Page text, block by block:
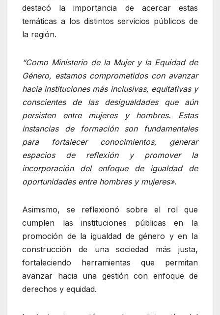
destacó la importancia de acercar estas
temáticas a los distintos servicios públicos de
la región.
“Como Ministerio de la Mujer y la Equidad de
Género, estamos comprometidos con avanzar
hacia instituciones más inclusivas, equitativas y
conscientes de las desigualdades que aún
persisten entre mujeres y hombres. Estas
instancias de formación son fundamentales
para fortalecer conocimientos, generar
espacios de reflexión y promover la
incorporación del enfoque de igualdad de
oportunidades entre hombres y mujeres».
Asimismo, se reflexionó sobre el rol que
cumplen las instituciones públicas en la
promoción de la igualdad de género y en la
construcción de una sociedad más justa,
fortaleciendo herramientas que permitan
avanzar hacia una gestión con enfoque de
derechos y equidad.